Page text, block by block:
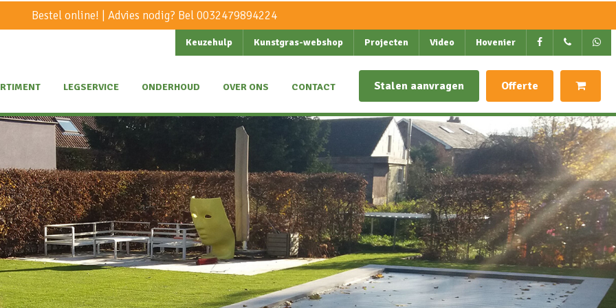
Bestel online! | Advies nodig? Bel0032479894224
Keuzehulp Kunstgras-webshop Projecten Video Hovenier
LEGSERVICE ONDERHOUD OVER ONS CONTACT Stalen aanvragen Offerte